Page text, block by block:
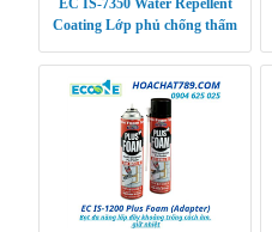
Coating Lớp phủ chống thấm